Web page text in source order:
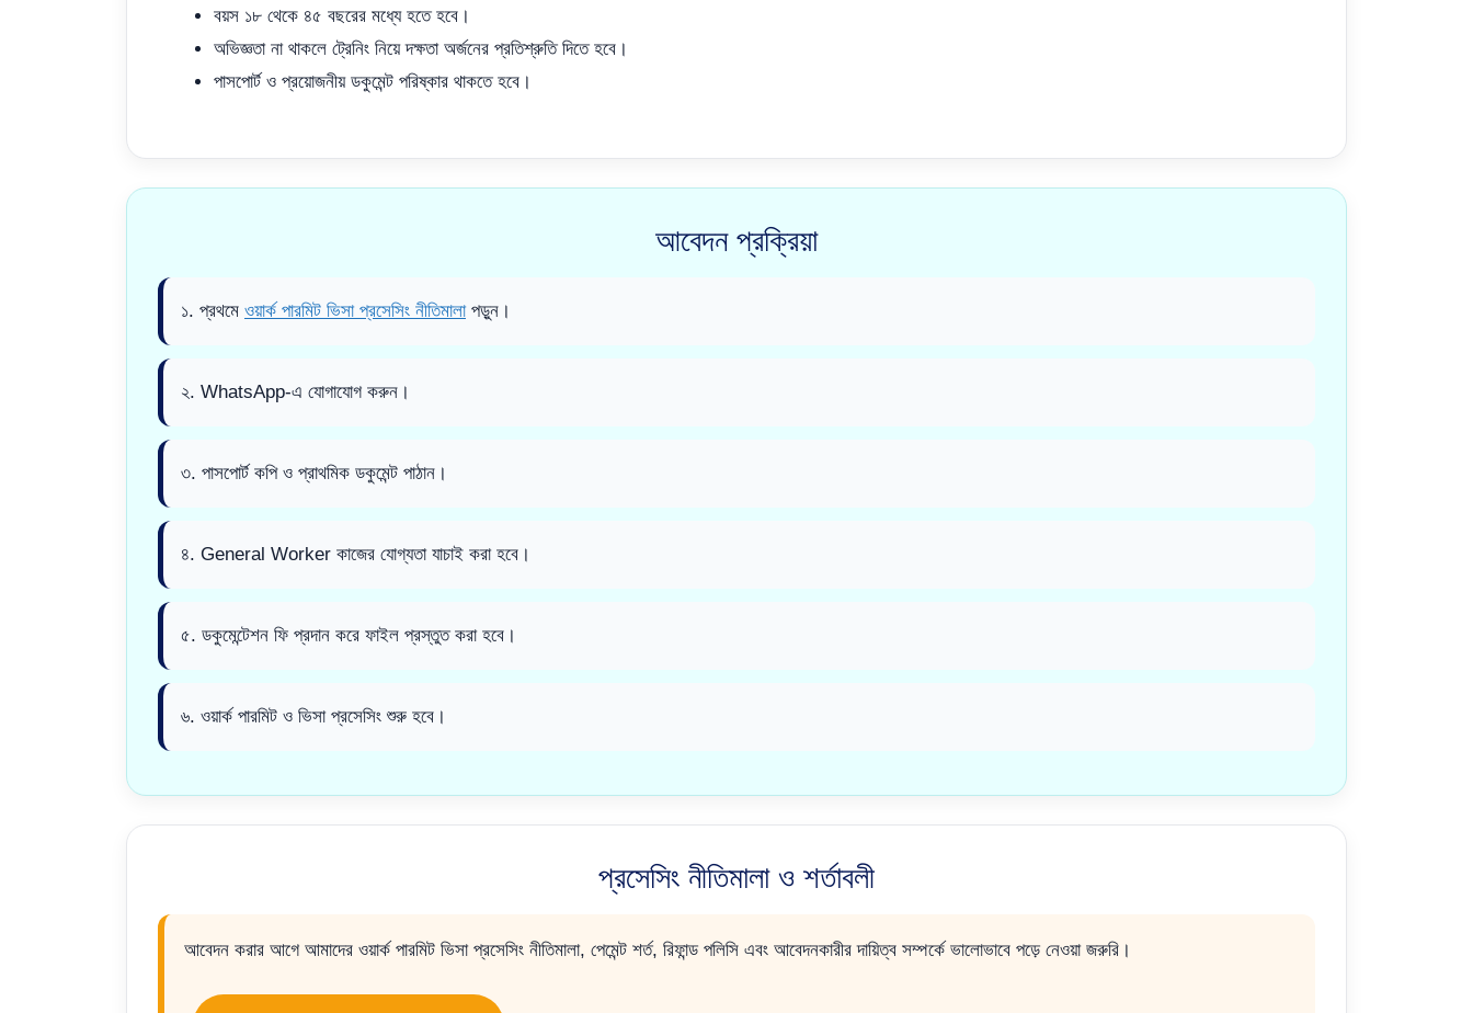
বয়স ১৮ থেকে ৪৫ বছরের মধ্যে হতে হবে।
অভিজ্ঞতা না থাকলে ট্রেনিং নিয়ে দক্ষতা অর্জনের প্রতিশ্রুতি দিতে হবে।
পাসপোর্ট ও প্রয়োজনীয় ডকুমেন্ট পরিষ্কার থাকতে হবে।
আবেদন প্রক্রিয়া
১. প্রথমে ওয়ার্ক পারমিট ভিসা প্রসেসিং নীতিমালাপড়ুন।
২. WhatsApp-এ যোগাযোগ করুন।
৩. পাসপোর্ট কপি ও প্রাথমিক ডকুমেন্ট পাঠান।
৪. General Worker কাজের যোগ্যতা যাচাই করা হবে।
৫. ডকুমেন্টেশন ফি প্রদান করে ফাইল প্রস্তুত করা হবে।
৬. ওয়ার্ক পারমিট ও ভিসা প্রসেসিং শুরু হবে।
প্রসেসিং নীতিমালা ও শর্তাবলী
আবেদন করার আগে আমাদের ওয়ার্ক পারমিট ভিসা প্রসেসিং নীতিমালা, পেমেন্ট শর্ত, রিফান্ড পলিসি এবং আবেদনকারীর দায়িত্ব সম্পর্কে ভালোভাবে পড়ে নেওয়া জরুরি।